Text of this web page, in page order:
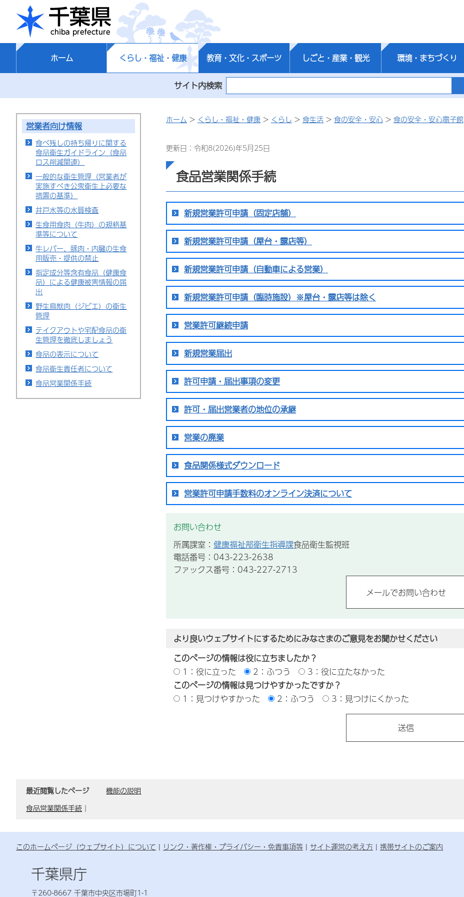
千葉県
ホーム くらし・福祉・健康 教育・文化・スポーツ しごと・産業・観光 環境・まちづくり
サイト内検索
営業者向け情報
食べ残しの持ち帰りに関する
食品衛生ガイドライン（食品
ロス削減関連）
一般的な衛生管理（営業者が
実施すべき公衆衛生上必要な
措置の基準）
井戸水等の水質検査
生食用食肉（牛肉）の規格基
準等について
牛レバー、豚肉・内臓の生食
用販売・提供の禁止
指定成分等含有食品（健康食
品）による健康被害情報の届
出
野生鳥獣肉（ジビエ）の衛生
管理
テイクアウトや宅配食品の衛
生管理を徹底しましょう
食品の表示について
食品衛生責任者について
食品営業関係手続
ホーム > くらし・福祉・健康 > くらし > 食生活 > 食の安全・安心 > 食の安全・安心電子館
更新日：令和8(2026)年5月25日
食品営業関係手続
新規営業許可申請（固定店舗）
新規営業許可申請（屋台・露店等）
新規営業許可申請（自動車による営業）
新規営業許可申請（臨時施設）※屋台・露店等は除く
営業許可継続申請
新規営業届出
許可申請・届出事項の変更
許可・届出営業者の地位の承継
営業の廃業
食品関係様式ダウンロード
営業許可申請手数料のオンライン決済について
お問い合わせ
所属課室： 健康福祉部衛生指導課食品衛生監視班
電話番号：043-223-2638
ファックス番号：043-227-2713
より良いウェブサイトにするためにみなさまのご意見をお聞かせください
このページの情報は役に立ちましたか？
1：役に立った
2：ふつう
3：役に立たなかった
このページの情報は見つけやすかったですか？
1：見つけやすかった
2：ふつう 3：見つけにくかった
最近閲覧したページ
機能の説明
食品営業関係手続 ｜
このホームページ（ウェブサイト）について リンク・著作権・プライバシー・免責事項等 サイト運営の考え方 携帯サイトのご案内
千葉県庁
〒260-8667 千葉市中央区市場町1-1